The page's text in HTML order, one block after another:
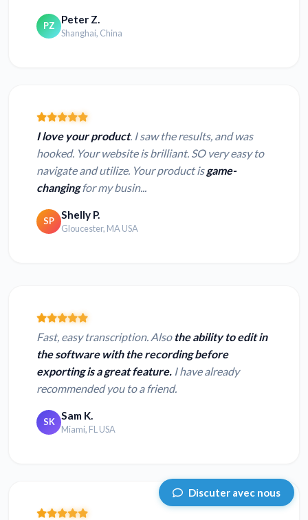
PZ Peter Z.
Shanghai, China
I love your product. I saw the results, and was
hooked. Your website is brilliant. SO very easy to
navigate and utilize. Your product isgame-
changingfor my busin...
SP Shelly P.
Gloucester, MA USA
Fast, easy transcription. Also the ability to edit in
the software with the recording before
exporting is a great feature. I have already
recommended you to a friend.
SK Sam K.
Miami, FL USA
Discuter avec nous